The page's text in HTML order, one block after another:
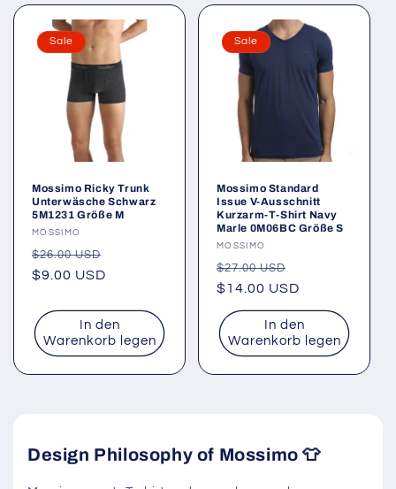
Sale
Mossimo Ricky Trunk
Unterwäsche Schwarz
5M1231 Größe M
Anbieter:
MOSSIMO
Normaler
Preis
$26.00 USD
$9.00 USD
In den
Warenkorb legen
Sale
Mossimo Standard
Issue V-Ausschnitt
Kurzarm-T-Shirt Navy
Marle 0M06BC Größe S
Anbieter:
MOSSIMO
Normaler
Preis
$27.00 USD
$14.00 USD
In den
Warenkorb legen
Design Philosophy of Mossimo 👕